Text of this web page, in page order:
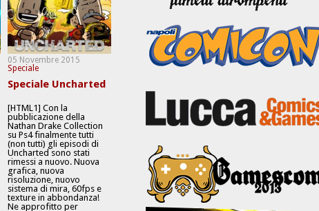
05 Novembre 2015
Speciale
Speciale Uncharted
[HTML1] Con la
pubblicazione della
Nathan Drake Collection
su Ps4 finalmente tutti
(non tutti) gli episodi di
Uncharted sono stati
rimessi a nuovo. Nuova
grafica, nuova
risoluzione, nuovo
sistema di mira, 60fps e
texture in abbondanza!
Ne approfitto per